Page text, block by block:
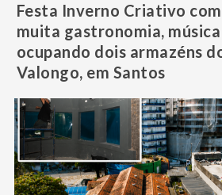
Festa Inverno Criativo
muita gastronomia,
ocupando dois armazéns
Valongo, em Santos